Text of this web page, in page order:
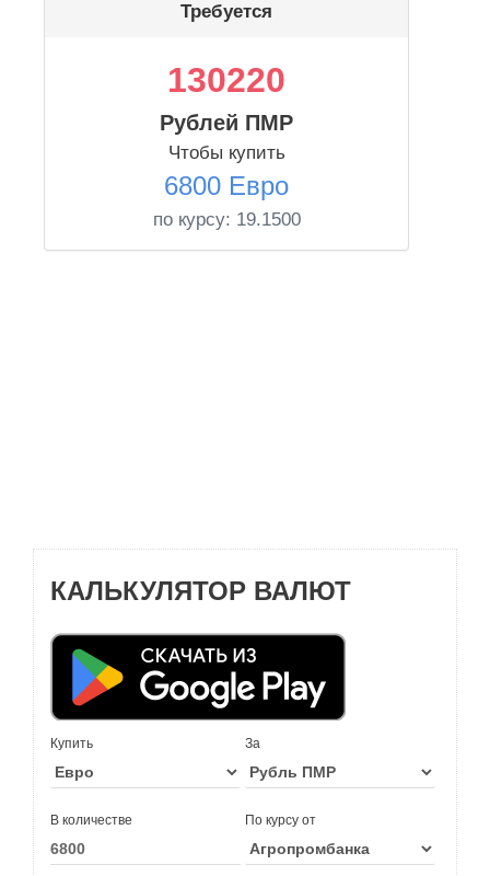
Требуется
130220
Рублей ПМР
Чтобы купить
6800 Евро
по курсу: 19.1500
КАЛЬКУЛЯТОР ВАЛЮТ
Купить За
В количестве По курсу от